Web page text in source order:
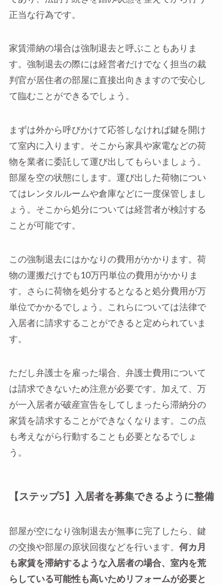
正当な行為です。
家賃滞納の場合は強制退去と呼ぶこともありま
す。強制退去の際には経営者だけでなく担当の裁
判官が居住者の部屋に直接出向きますので安心し
て臨むことができるでしょう。
まずは外から呼びかけて応答しなければ鍵を開け
て室内に入ります。そこから家具や家電などの荷
物を業者に委託して運び出してもらいましょう。
部屋を空の状態にします。運び出した荷物につい
てはレンタルルームや倉庫などに一度保管しまし
ょう。そこから処分については経営者が検討する
ことが可能です。
この強制退去にはかなりの費用がかかります。荷
物の運搬だけでも10万円単位の費用がかかりま
す。さらに荷物を処分するとなると処分費用が万
単位でかかるでしょう。これらについては法律で
入居者に請求することができると定められていま
す。
ただし弁護士を雇った場合、弁護士費用について
は請求できないため注意が必要です。加えて、万
が一入居者が破産宣告をしてしまったら滞納分の
家賃を請求することができなくなります。この点
も考えながら行動することも必要となるでしょ
う。
【ステップ5】入居者を募集できるように整備
部屋が空になり強制退去が無事に完了したら、鍵
の交換や部屋の原状回復などを行います。 何カ月
も家賃を滞納するような入居者の場合、室内を荒
らしている可能性も高いためリフォームが必要と